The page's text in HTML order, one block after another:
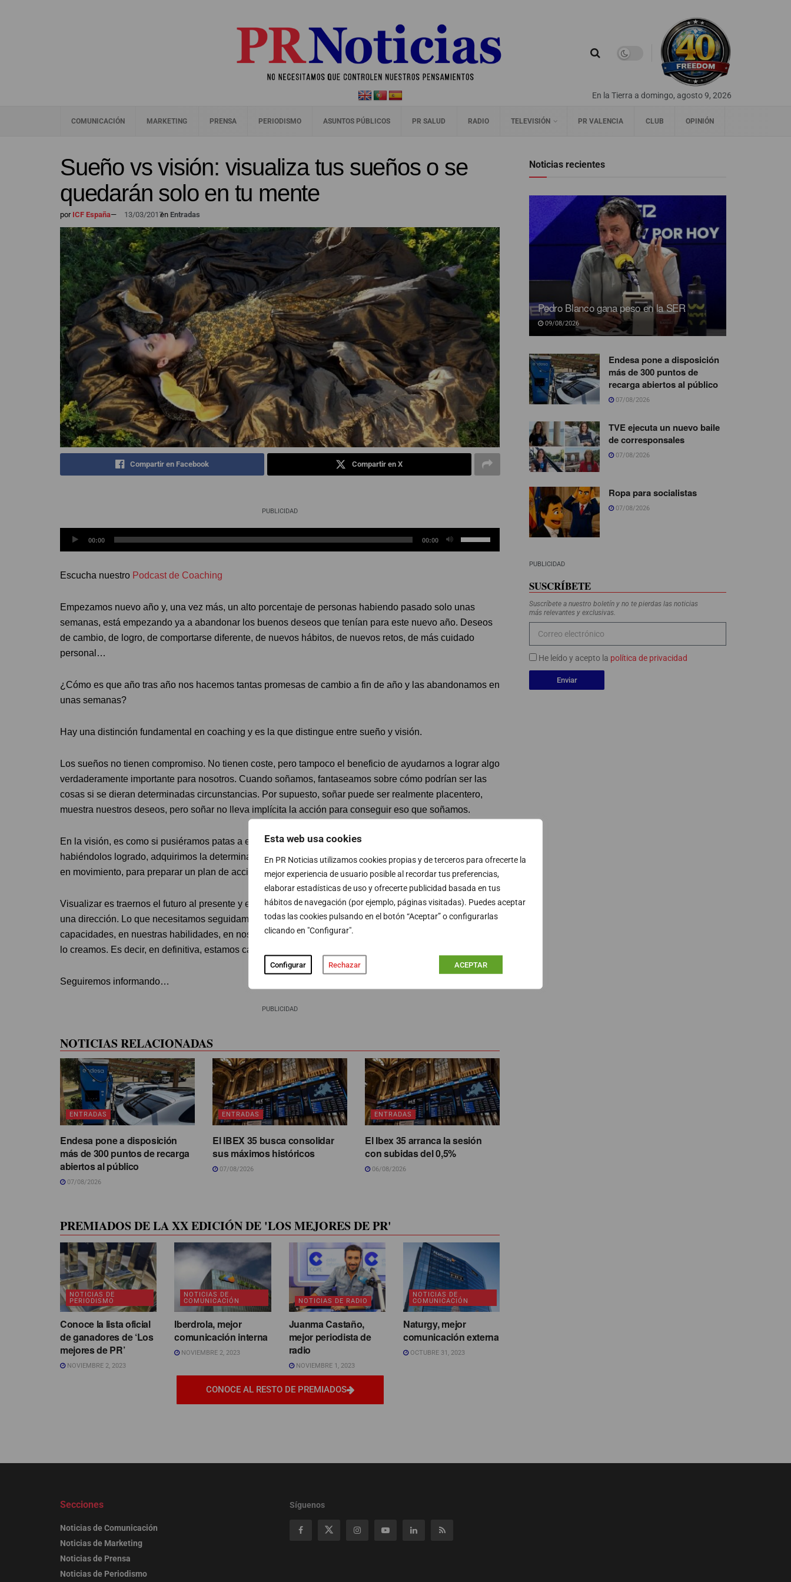
Esta web usa cookies
En PR Noticias utilizamos cookies propias y de terceros para ofrecerte la
mejor experiencia de usuario posible al recordar tus preferencias,
elaborar estadísticas de uso y ofrecerte publicidad basada en tus
hábitos de navegación (por ejemplo, páginas visitadas). Puedes aceptar
todas las cookies pulsando en el botón “Aceptar” o configurarlas
clicando en "Configurar".
Configurar Rechazar ACEPTAR
En la Tierra a domingo, agosto 9, 2026
COMUNICACIÓN MARKETING PRENSA PERIODISMO ASUNTOS PÚBLICOS PR SALUD RADIO TELEVISIÓN PR VALENCIA CLUB OPINIÓN
Sueño vs visión: visualiza tus sueños o se
quedarán solo en tu mente
porICF España— 13/03/2017en Entradas
Compartir en Facebook Compartir en X
PUBLICIDAD
Reproductor
de
00:00 00:00
las
arriba/abajo
para
aumentar
el
Escucha nuestro Podcast de Coaching
Empezamos nuevo año y, una vez más, un alto porcentaje de personas habiendo pasado solo unas
semanas, está empezando ya a abandonar los buenos deseos que tenían para este nuevo año. Deseos
de cambio, de logro, de comportarse diferente, de nuevos hábitos, de nuevos retos, de más cuidado
personal…
¿Cómo es que año tras año nos hacemos tantas promesas de cambio a fin de año y las abandonamos en
unas semanas?
Hay una distinción fundamental en coaching y es la que distingue entre sueño y visión.
Los sueños no tienen compromiso. No tienen coste, pero tampoco el beneficio de ayudarnos a lograr algo
verdaderamente importante para nosotros. Cuando soñamos, fantaseamos sobre cómo podrían ser las
cosas si se dieran determinadas circunstancias. Por supuesto, soñar puede ser realmente placentero,
muestra nuestros deseos, pero soñar no lleva implícita la acción para conseguir eso que soñamos.
En la visión, es como si pusiéramos patas a esos sueños, es ponerlos en acción porque al visualizarnos
habiéndolos logrado, adquirimos la determinación, el compromiso y la fuerza necesarios para ponernos
en movimiento, para preparar un plan de acción.
Visualizar es traernos el futuro al presente y eso cambia nuestro día a día, porque nos da un horizonte,
una dirección. Lo que necesitamos seguidamente es creer: creer en nuestras ideas, en nuestras
capacidades, en nuestras habilidades, en nosotros mismos, porque cuando creemos de verdad en algo,
lo creamos. Es decir, en definitiva, estamos cambiando el dicho “ver para creer” por “creer para ver”.
Seguiremos informando…
PUBLICIDAD
NOTICIAS RELACIONADAS
ENTRADAS
Endesa pone a disposición
más de 300 puntos de recarga
abiertos al público
07/08/2026
ENTRADAS
El IBEX 35 busca consolidar
sus máximos históricos
07/08/2026
ENTRADAS
El Ibex 35 arranca la sesión
con subidas del 0,5%
06/08/2026
PREMIADOS DE LA XX EDICIÓN DE 'LOS MEJORES DE PR'
NOTICIAS DE
PERIODISMO
Conoce la lista oficial
de ganadores de ‘Los
mejores de PR’
NOVIEMBRE 2, 2023
NOTICIAS DE
COMUNICACIÓN
Iberdrola, mejor
comunicación interna
NOVIEMBRE 2, 2023
NOTICIAS DE RADIO
Juanma Castaño,
mejor periodista de
radio
NOVIEMBRE 1, 2023
NOTICIAS DE
COMUNICACIÓN
Naturgy, mejor
comunicación externa
OCTUBRE 31, 2023
CONOCE AL RESTO DE PREMIADOS
Noticias recientes
Pedro Blanco gana peso en la SER
09/08/2026
Endesa pone a disposición
más de 300 puntos de
recarga abiertos al público
07/08/2026
TVE ejecuta un nuevo baile
de corresponsales
07/08/2026
Ropa para socialistas
07/08/2026
PUBLICIDAD
SUSCRÍBETE
Suscríbete a nuestro boletín y no te pierdas las noticias
más relevantes y exclusivas.
He leído y acepto la política de privacidad
Enviar
Secciones
Noticias de Comunicación
Noticias de Marketing
Noticias de Prensa
Noticias de Periodismo
Síguenos